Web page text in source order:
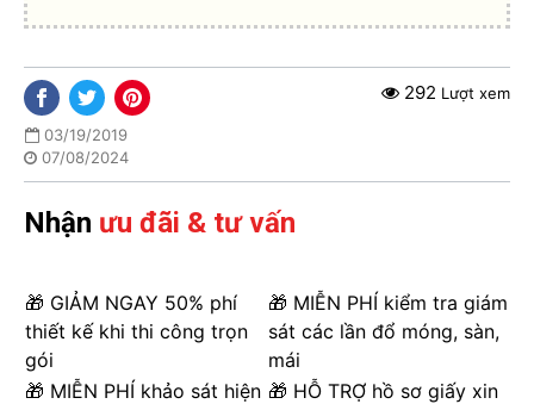
03/19/2019
07/08/2024
292 Lượt xem
Nhận ưu đãi & tư vấn
🎁 GIẢM NGAY 50% phí
thiết kế khi thi công trọn
gói
🎁 MIỄN PHÍ kiểm tra giám
sát các lần đổ móng, sàn,
mái
🎁 MIỄN PHÍ khảo sát hiện 🎁 HỖ TRỢ hồ sơ giấy xin